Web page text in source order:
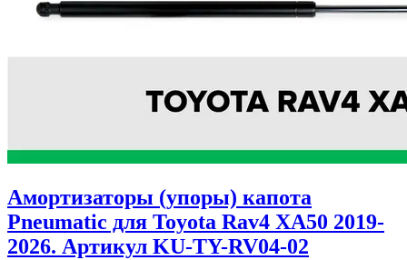
Амортизаторы (упоры) капота
Pneumatic для Toyota Rav4 XA50 2019-
2026. Артикул KU-TY-RV04-02